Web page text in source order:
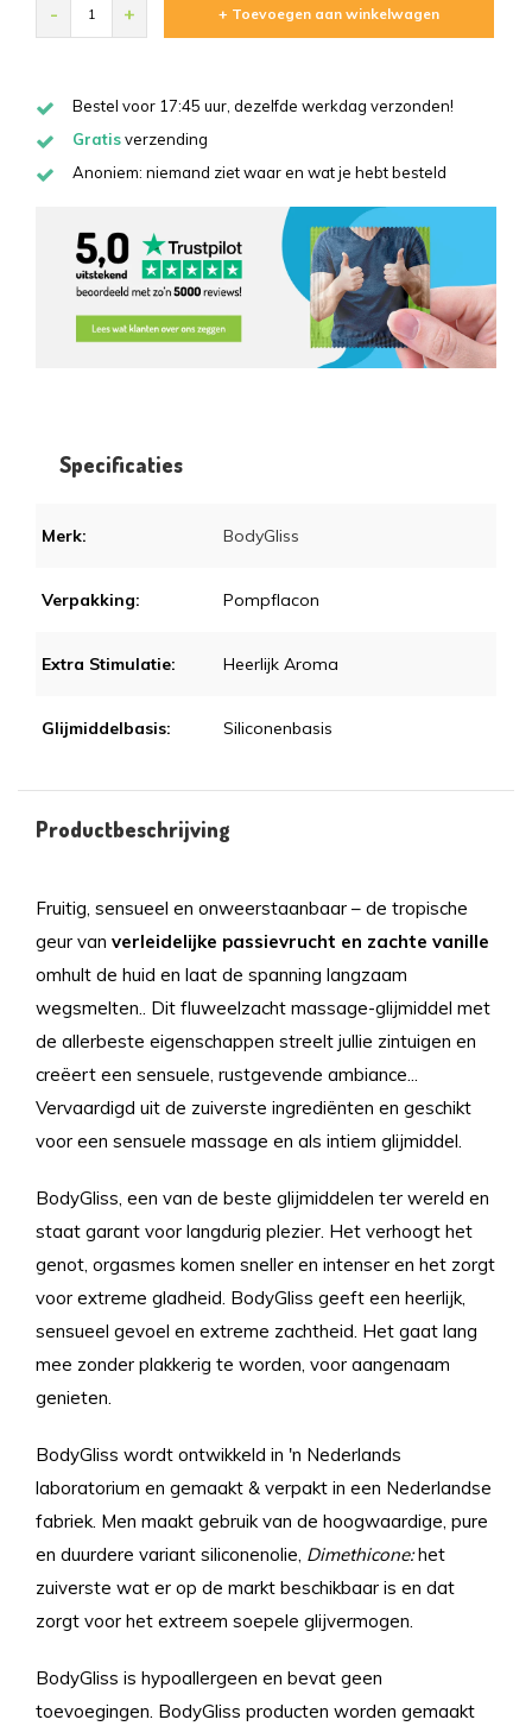
- + + Toevoegen aan winkelwagen
Bestel voor 17:45 uur, dezelfde werkdag verzonden!
Gratisverzending
Anoniem: niemand ziet waar en wat je hebt besteld
Specificaties
Merk: BodyGliss
Verpakking: Pompflacon
Extra Stimulatie: Heerlijk Aroma
Glijmiddelbasis: Siliconenbasis
Productbeschrijving
Fruitig, sensueel en onweerstaanbaar – de tropische
geur van verleidelijke passievrucht en zachte vanille
omhult de huid en laat de spanning langzaam
wegsmelten.. Dit fluweelzacht massage-glijmiddel met
de allerbeste eigenschappen streelt jullie zintuigen en
creëert een sensuele, rustgevende ambiance...
Vervaardigd uit de zuiverste ingrediënten en geschikt
voor een sensuele massage en als intiem glijmiddel.
BodyGliss, een van de beste glijmiddelen ter wereld en
staat garant voor langdurig plezier. Het verhoogt het
genot, orgasmes komen sneller en intenser en het zorgt
voor extreme gladheid. BodyGliss geeft een heerlijk,
sensueel gevoel en extreme zachtheid. Het gaat lang
mee zonder plakkerig te worden, voor aangenaam
genieten.
BodyGliss wordt ontwikkeld in 'n Nederlands
laboratorium en gemaakt & verpakt in een Nederlandse
fabriek. Men maakt gebruik van de hoogwaardige, pure
en duurdere variant siliconenolie, Dimethicone:het
zuiverste wat er op de markt beschikbaar is en dat
zorgt voor het extreem soepele glijvermogen.
BodyGliss is hypoallergeen en bevat geen
toevoegingen. BodyGliss producten worden gemaakt